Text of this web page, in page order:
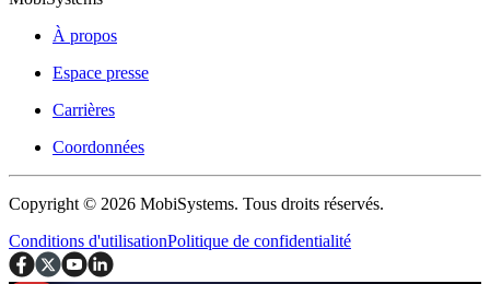
À propos
Espace presse
Carrières
Coordonnées
Copyright © 2026 MobiSystems. Tous droits réservés.
Conditions d'utilisationPolitique de confidentialité